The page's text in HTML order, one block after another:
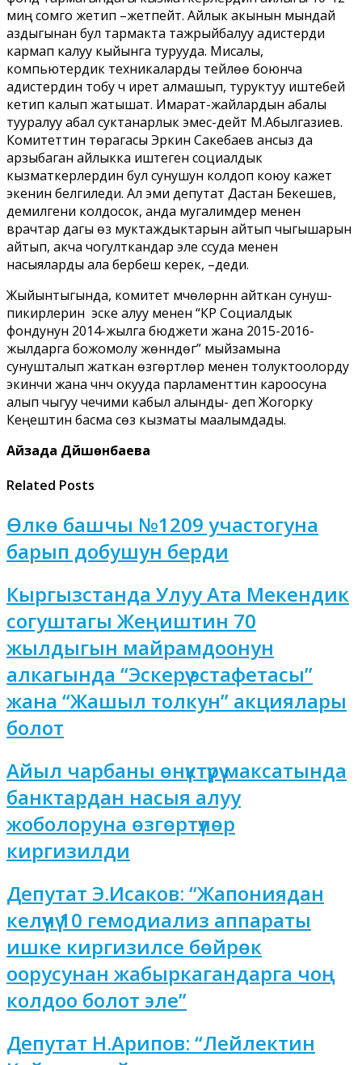
миң сомго жетип –жетпейт. Айлык акынын мындай
аздыгынан бул тармакта тажрыйбалуу адистерди
кармап калуу кыйынга турууда. Мисалы,
компьютердик техникаларды тейлөө боюнча
адистердин тобу үч ирет алмашып, туруктуу иштебей
кетип калып жатышат. Имарат-жайлардын абалы
тууралуу абал суктанарлык эмес-дейт М.Абылгазиев.
Комитеттин төрагасы Эркин Сакебаев ансыз да
арзыбаган айлыкка иштеген социалдык
кызматкерлердин бул сунушун колдоп коюу кажет
экенин белгиледи. Ал эми депутат Дастан Бекешев,
демилгени колдосок, анда мугалимдер менен
врачтар дагы өз муктаждыктарын айтып чыгышарын
айтып, акча чогулткандар эле ссуда менен
насыяларды ала бербеш керек, –деди.
Жыйынтыгында, комитет мүчөлөрүнүн айткан сунуш-
пикирлерин эске алуу менен “КР Социалдык
фондунун 2014-жылга бюджети жана 2015-2016-
жылдарга божомолу жөнүндөгү” мыйзамына
сунушталып жаткан өзгөртүүлөр менен толуктоолорду
экинчи жана үчүнчү окууда парламенттин кароосуна
алып чыгуу чечими кабыл алынды- деп Жогорку
Кеңештин басма сөз кызматы маалымдады.
Айзада Дүйшөнбаева
Related Posts
Өлкө башчы №1209 участогуна
барып добушун берди
Кыргызстанда Улуу Ата Мекендик
согуштагы Жеңиштин 70
жылдыгын майрамдоонун
алкагында “Эскерүү эстафетасы”
жана “Жашыл толкун” акциялары
болот
Айыл чарбаны өнүктүрүү максатында
банктардан насыя алуу
жоболоруна өзгөртүүлөр
киргизилди
Депутат Э.Исаков: “Жапониядан
келүүчү 10 гемодиализ аппараты
ишке киргизилсе бөйрөк
оорусунан жабыркагандарга чоң
колдоо болот эле”
Депутат Н.Арипов: “Лейлектин